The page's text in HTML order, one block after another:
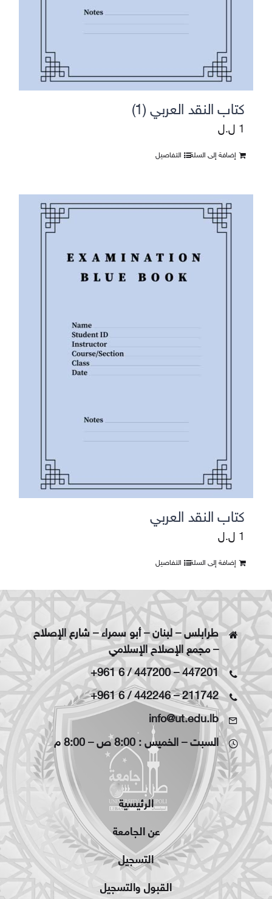
كتاب النقد العربي (1)
1 ل.ل
إضافة إلى السلة التفاصيل
كتاب النقد العربي
1 ل.ل
إضافة إلى السلة التفاصيل
طرابلس – لبنان – أبو سمراء – شارع الإصلاح
– مجمع الإصلاح الإسلامي
+961 6 / 447200–447201
+961 6 / 442246–211742
info@ut.edu.lb
السبت – الخميس : 8:00 ص – 8:00 م
الرئيسية
عن الجامعة
التسجيل
القبول والتسجيل